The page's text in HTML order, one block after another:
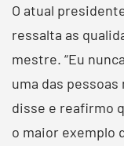
O atual
ressalta as
mestre. “Eu
uma das
disse e reafirmo
o maior exemplo